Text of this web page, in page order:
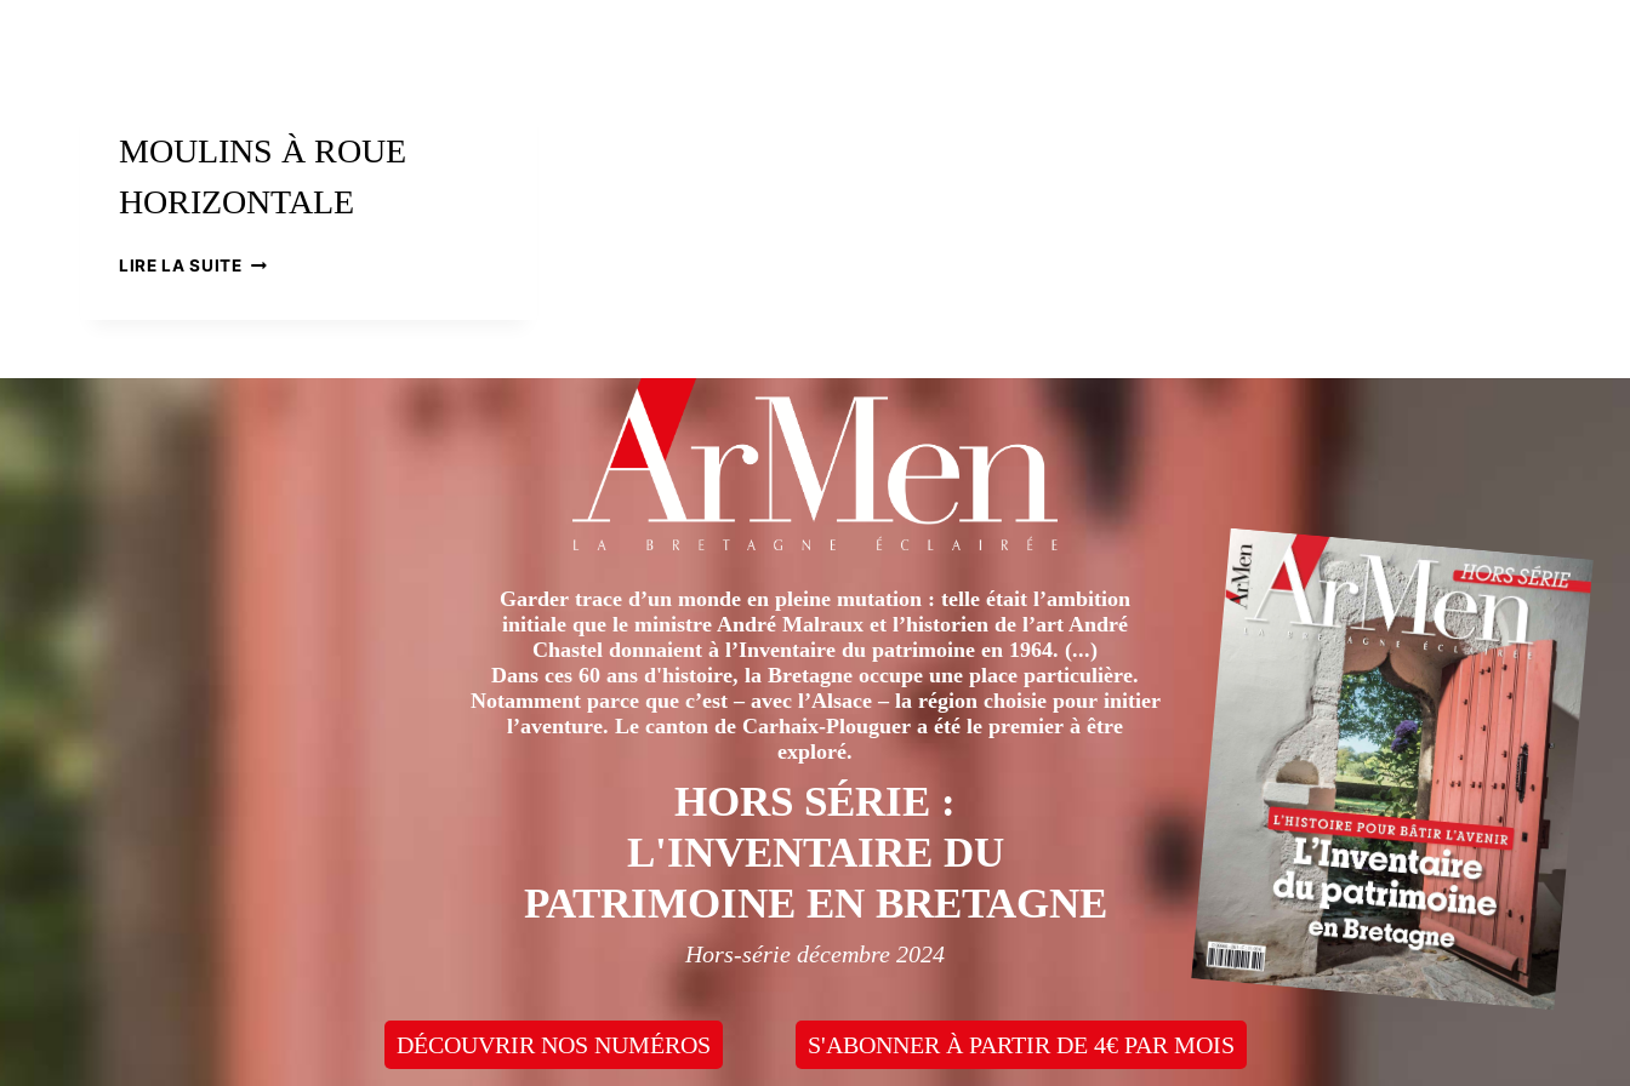
MOULINS À ROUE
HORIZONTALE
LIRE LA SUITEMOULINS
Garder trace d’un monde en pleine mutation : telle était l’ambition
initiale que le ministre André Malraux et l’historien de l’art André
Chastel donnaient à l’Inventaire du patrimoine en 1964. (...)
Dans ces 60 ans d'histoire, la Bretagne occupe une place particulière.
Notamment parce que c’est – avec l’Alsace – la région choisie pour initier
l’aventure. Le canton de Carhaix-Plouguer a été le premier à être
exploré.
HORS SÉRIE :
L'INVENTAIRE DU
PATRIMOINE EN BRETAGNE
Hors-série décembre 2024
DÉCOUVRIR NOS NUMÉROS S'ABONNER À PARTIR DE 4€ PAR MOIS